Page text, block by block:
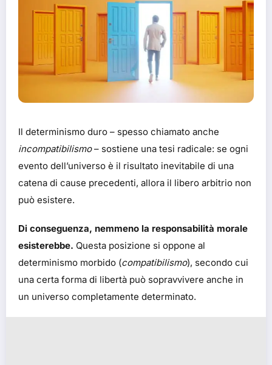
Il determinismo duro – spesso chiamato anche
incompatibilismo– sostiene una tesi radicale: se ogni
evento dell’universo è il risultato inevitabile di una
catena di cause precedenti, allora il libero arbitrio non
può esistere.
Di conseguenza, nemmeno la responsabilità morale
esisterebbe. Questa posizione si oppone al
determinismo morbido (compatibilismo), secondo cui
una certa forma di libertà può sopravvivere anche in
un universo completamente determinato.